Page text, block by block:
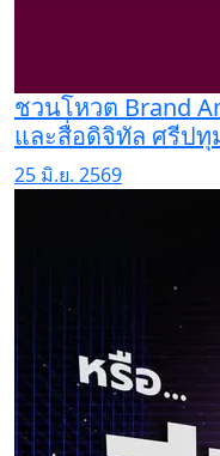
ชวนโหวต Brand
และสื่อดิจิทัล ศรีปทุ
25 มิ.ย. 2569